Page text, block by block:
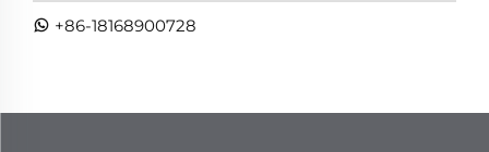
+86-18168900728